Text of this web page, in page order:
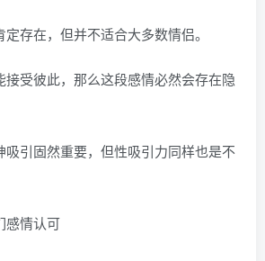
存在，但并不适合大多数情侣。
接受彼此，那么这段感情必然会存在隐
吸引固然重要，但性吸引力同样也是不
感情认可